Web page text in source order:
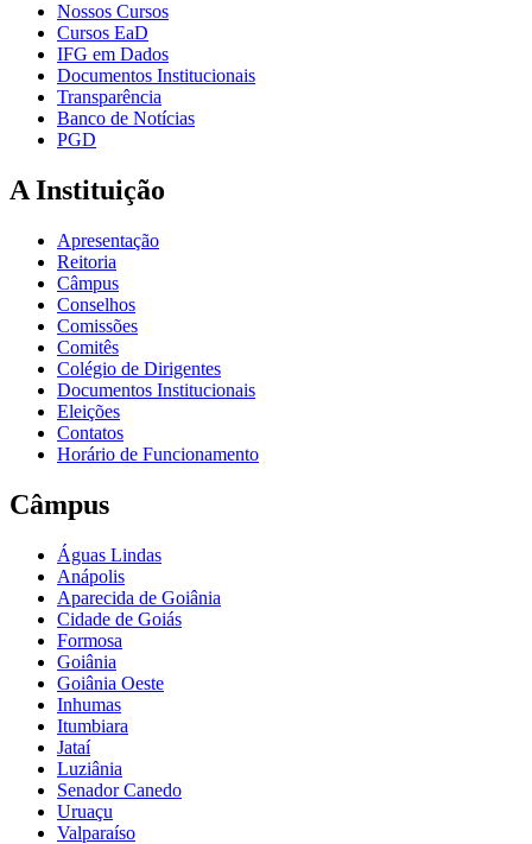
Nossos Cursos
Cursos EaD
IFG em Dados
Documentos Institucionais
Transparência
Banco de Notícias
PGD
A Instituição
Apresentação
Reitoria
Câmpus
Conselhos
Comissões
Comitês
Colégio de Dirigentes
Documentos Institucionais
Eleições
Contatos
Horário de Funcionamento
Câmpus
Águas Lindas
Anápolis
Aparecida de Goiânia
Cidade de Goiás
Formosa
Goiânia
Goiânia Oeste
Inhumas
Itumbiara
Jataí
Luziânia
Senador Canedo
Uruaçu
Valparaíso